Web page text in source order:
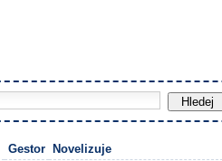
Gestor Novelizuje